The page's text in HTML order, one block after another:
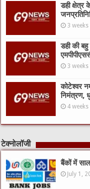
डही
3
डही की बहु
3
कोटेश्वर
निमंत्रण,
4
टेक्नोलॉजी
बैंकों में
July 1,